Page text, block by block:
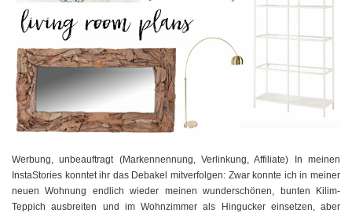
Werbung, unbeauftragt (Markennennung, Verlinkung, Affiliate) In meinen
InstaStories konntet ihr das Debakel mitverfolgen: Zwar konnte ich in meiner
neuen Wohnung endlich wieder meinen wunderschönen, bunten Kilim-
Teppich ausbreiten und im Wohnzimmer als Hingucker einsetzen, aber